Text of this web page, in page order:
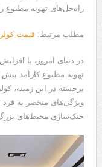
راه‌حل‌های تهویه مطبوع
مطلب مرتبط: قیمت کولر
در دنیای امروز، با
تهویه مطبوع کارآمد
ویژگی‌های منحصر به فرد
خنک‌سازی محیط‌های